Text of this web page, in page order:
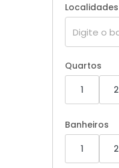
Localidades
Quartos
1
2
Banheiros
1
2